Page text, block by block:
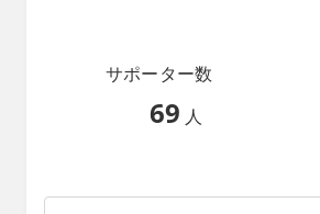
サポーター数
69 人